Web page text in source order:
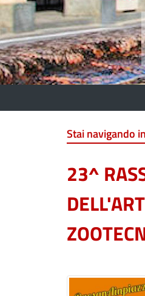
Stai navigando
23^